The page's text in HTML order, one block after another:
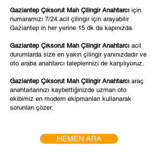
Gaziantep Çıksorut Mah Çilingir Anahtarcı için
numaramızı 7/24 acil çilingir için arayabilir
Gaziantep in her yerine 15 dk da kapınızda.
Gaziantep Çıksorut Mah Çilingir Anahtarcı acil
durumlarda size en yakın çilingir yanınızdadır ve
oto araba anahtarcı taleplerinizi de karşılıyoruz.
Gaziantep Çıksorut Mah Çilingir Anahtarcı araç
anahtarlarınızı kaybettiğinizde uzman oto
ekibimiz en modern ekipmanları kullanarak
sorunları çözer.
HEMEN ARA